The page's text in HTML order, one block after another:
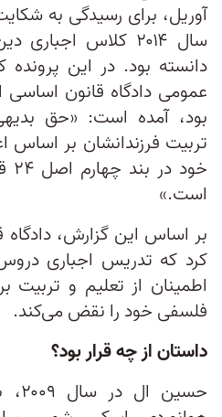
آوریل، برای رسیدگی به
سال ۲۰۱۴ کلاس
دانسته بود. در این
عمومی دادگاه قانون
بود، آمده است: «حق
تربیت فرزندانشان بر اساس
است.»
بر اساس این گزارش، دادگاه
کرد که تدریس اجباری
اطمینان از تعلیم و تربیت
فلسفی خود را نقض می‌کند.
داستان از چه قرار بود؟